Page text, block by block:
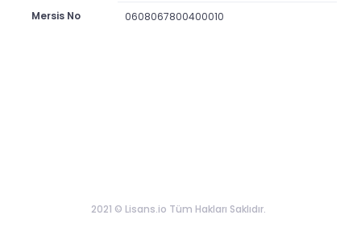
Mersis No 0608067800400010
2021 © Lisans.io Tüm Hakları Saklıdır.